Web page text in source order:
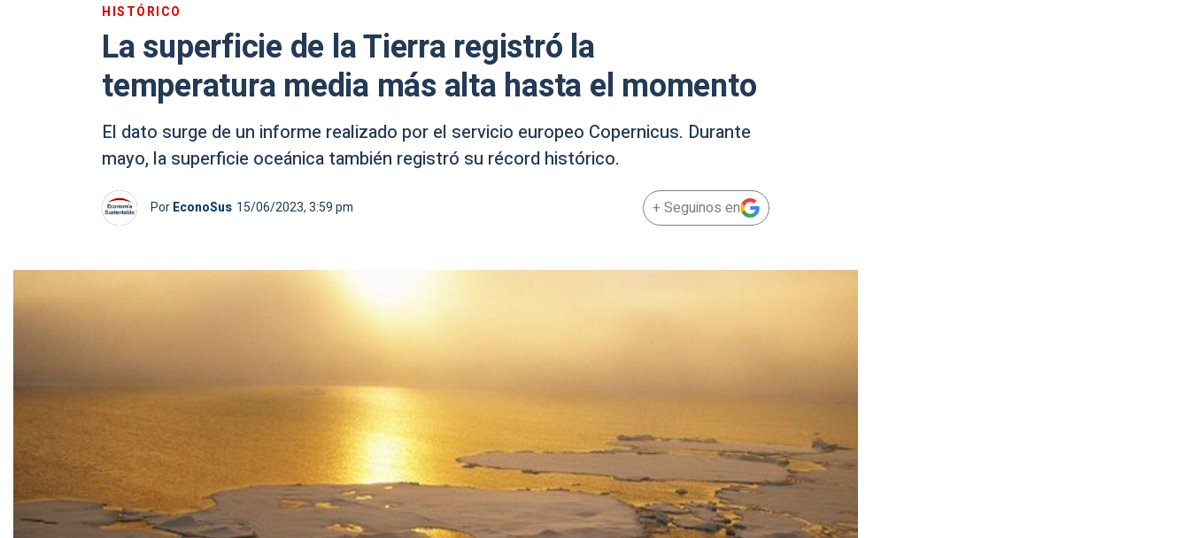
HISTÓRICO
La superficie de la Tierra registró la
temperatura media más alta hasta el momento
El dato surge de un informe realizado por el servicio europeo Copernicus. Durante
mayo, la superficie oceánica también registró su récord histórico.
PorEconoSus 15/06/2023, 3:59 pm + Seguinos en